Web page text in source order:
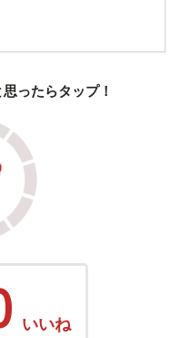
ったらタップ！
いいね